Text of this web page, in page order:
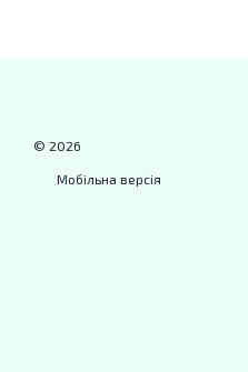
© 2026
Мобільна версія